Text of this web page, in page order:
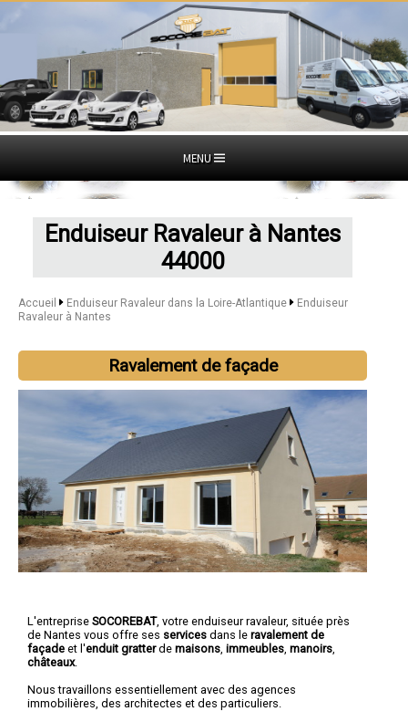
MENU
Enduiseur Ravaleur à Nantes
44000
Accueil Enduiseur Ravaleur dans la Loire-Atlantique
Enduiseur
Ravaleur à Nantes
Ravalement de façade
L'entreprise SOCOREBAT, votre enduiseur ravaleur, située près
de Nantes vous offre ses services dans le ravalement de
façade et l'enduit gratterde maisons immeubles manoirs
châteaux.
Nous travaillons essentiellement avec des agences
immobilières, des architectes et des particuliers.